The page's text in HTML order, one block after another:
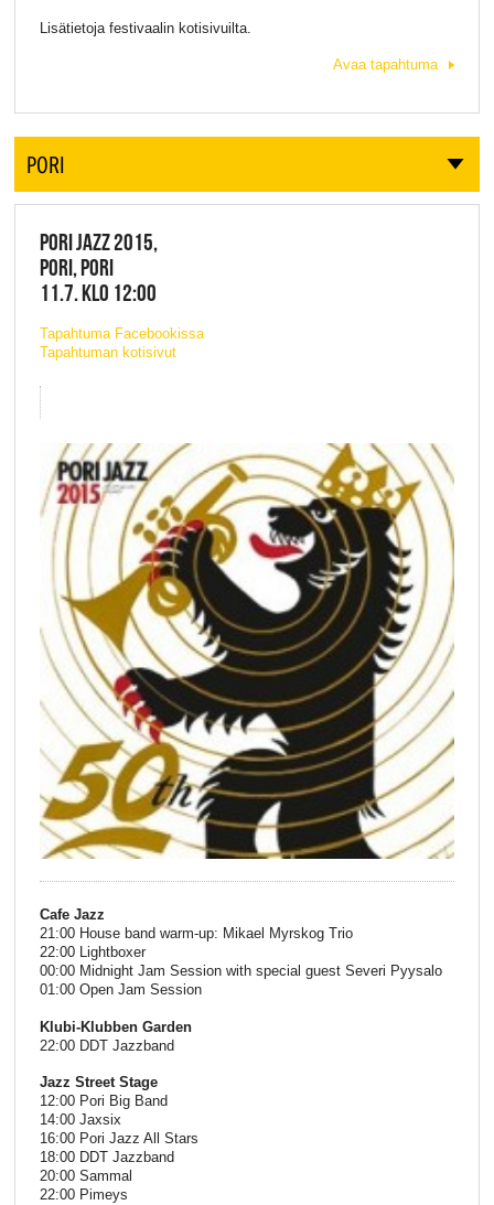
Lisätietoja festivaalin kotisivuilta.
Avaa tapahtuma
PORI
PORI JAZZ 2015,
PORI, PORI
11.7. KLO 12:00
Tapahtuma Facebookissa
Tapahtuman kotisivut
Cafe Jazz
21:00 House band warm-up: Mikael Myrskog Trio
22:00 Lightboxer
00:00 Midnight Jam Session with special guest Severi Pyysalo
01:00 Open Jam Session
Klubi-Klubben Garden
22:00 DDT Jazzband
Jazz Street Stage
12:00 Pori Big Band
14:00 Jaxsix
16:00 Pori Jazz All Stars
18:00 DDT Jazzband
20:00 Sammal
22:00 Pimeys